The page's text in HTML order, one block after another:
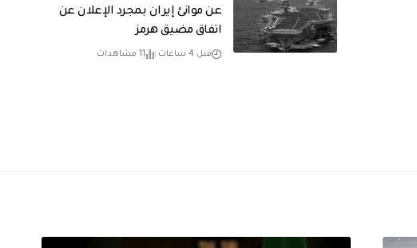
عن موانئ إيران بمجرد الإعلان عن
اتفاق مضيق هرمز
قبل 4 ساعات 11 مشاهدات